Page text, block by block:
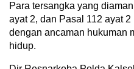
Para tersangka yang
ayat 2, dan Pasal 112 ayat
dengan ancaman hukuman
hidup.